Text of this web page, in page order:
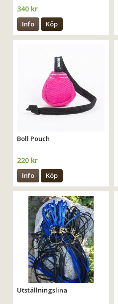
340 kr
Info Köp
Boll Pouch
220 kr
Info Köp
Utställningslina